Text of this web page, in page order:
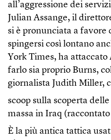
all’aggressione dei
Julian Assange, il
si è pronunciata a favore
spingersi così lontano
York Times, ha attaccato
farlo sia proprio Burns,
giornalista Judith Miller,
scoop sulla scoperta
massa in Iraq
È la più antica tattica